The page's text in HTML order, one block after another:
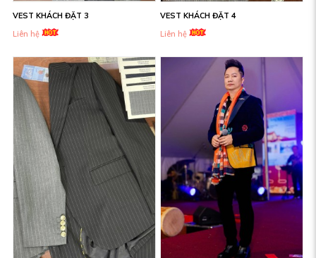
VEST KHÁCH ĐẶT 3
Liên hệ
VEST KHÁCH ĐẶT 4
Liên hệ